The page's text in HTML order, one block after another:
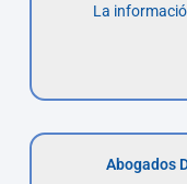
La
Abogados